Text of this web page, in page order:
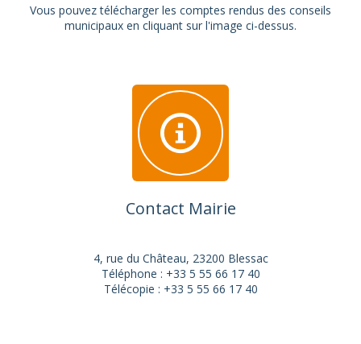
Vous pouvez télécharger les comptes rendus des conseils
municipaux en cliquant sur l'image ci-dessus.
Contact Mairie
4, rue du Château, 23200 Blessac
Téléphone : +33 5 55 66 17 40
Télécopie : +33 5 55 66 17 40